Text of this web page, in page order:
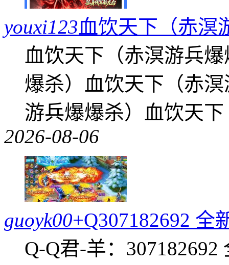
youxi123血饮天下（赤溟
血饮天下（赤溟游兵
爆杀）血饮天下（赤
游兵爆爆杀）血饮天
2026-08-06
guoyk00+Q307182692
Q-Q君-羊：